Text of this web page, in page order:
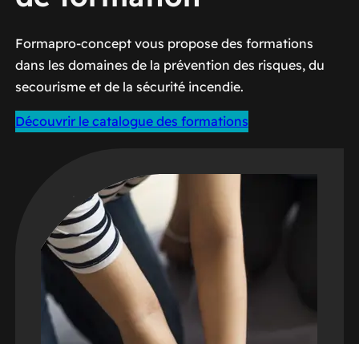
Formapro-concept vous propose des formations
dans les domaines de la prévention des risques, du
secourisme et de la sécurité incendie.
Découvrir le catalogue des formations